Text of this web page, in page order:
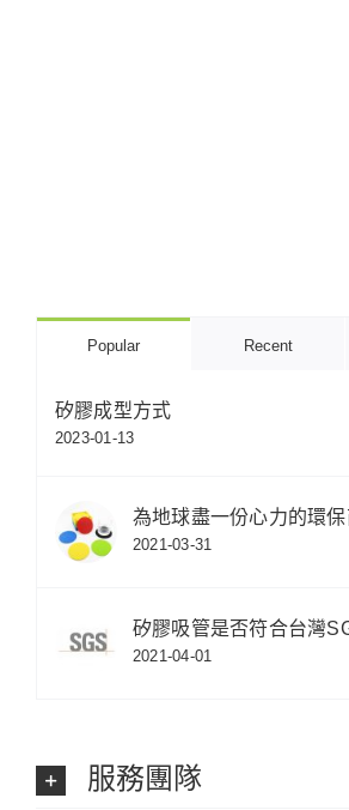
Popular Recent
矽膠成型方式
2023-01-13
為地球盡一份心力的環
2021-03-31
矽膠吸管是否符合台灣
2021-04-01
服務團隊